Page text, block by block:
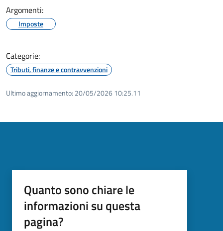
Argomenti:
Imposte
Categorie:
Tributi, finanze e contravvenzioni
Ultimo aggiornamento: 20/05/2026 10:25.11
Quanto sono chiare le
informazioni su questa
pagina?